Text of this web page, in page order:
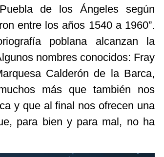
de los Ángeles según
entre los años 1540 a 1960”.
poblana alcanzan la
nombres conocidos: Fray
Calderón de la Barca,
más que también nos
y que al final nos ofrecen una
para bien y para mal, no ha